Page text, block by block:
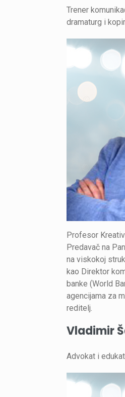
Trener
dramaturg i
Profesor
Predavač na
na viskokoj
kao Direktor
banke (World
agencijama za
reditelj.
Vladimir
Advokat i